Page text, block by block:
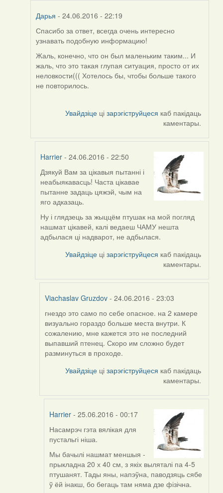
Дарья - 24.06.2016 - 22:19
In
reply
to
by
Harrier
Спасибо за ответ, всегда очень интересно
узнавать подобную информацию!
Жаль, конечно, что он был маленьким таким... И
жаль, что это такая глупая ситуация, просто от их
неловкости((( Хотелось бы, чтобы больше такого
не повторилось.
Увайдзіце цізарэгіструйцеся каб пакідаць
каментары.
Harrier - 24.06.2016 - 22:50
In
reply
to
by
Дарья
Дзякуй Вам за цікавыя пытанні і
неабыякавасць! Часта цікавае
пытанне задаць цяжэй, чым на
яго адказаць.
Ну і глядзець за жыццём птушак на мой погляд
нашмат цікавей, калі ведаеш ЧАМУ нешта
адбылася ці надварот, не адбылася.
Увайдзіце цізарэгіструйцеся каб пакідаць
каментары.
Viachaslav Gruzdov - 24.06.2016 - 23:03
In
reply
to
by
Harrier
гнездо это само по себе опасное. на 2 камере
визуально гораздо больше места внутри. К
сожалению, мне кажется это не последний
выпавший птенец. Скоро им сложно будет
разминуться в проходе.
Увайдзіце цізарэгіструйцеся каб пакідаць
каментары.
Harrier- 25.06.2016 - 00:17
In
reply
to
by
Viachaslav
Gruzdov
Насамрэч гэта вялікая для
пустальгі ніша.
Мы бачылі нашмат меншыя -
прыкладна 20 х 40 см, з якіх выляталі па 4-5
птушанят. Тады яны, напэўна, паводзяць сябе
ў ёй інакш, бо бегаць там няма дзе фізічна.